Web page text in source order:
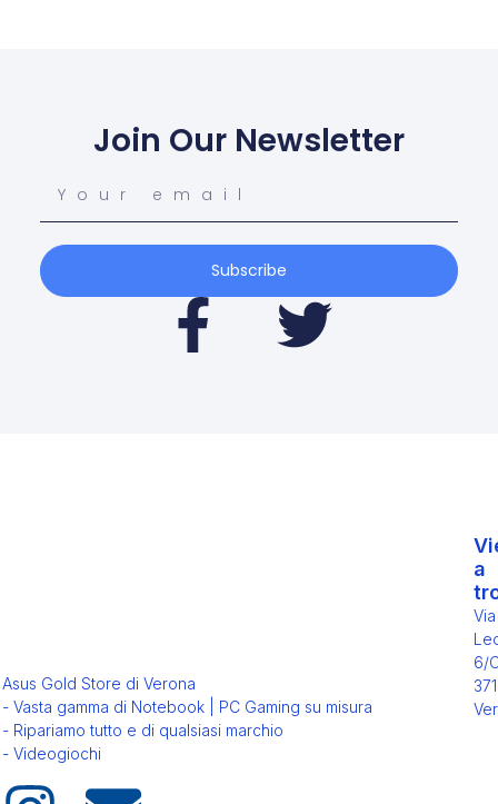
Join Our Newsletter
Subscribe
Asus Gold Store di Verona
- Vasta gamma di Notebook | PC Gaming su misura
- Ripariamo tutto e di qualsiasi marchio
- Videogiochi
a
Via
6/